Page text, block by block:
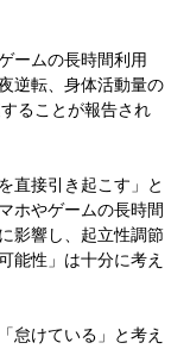
ームの長時間利用
逆転、身体活動量の
ることが報告され
直接引き起こす」と
ホやゲームの長時間
影響し、起立性調節
能性」は十分に考え
怠けている」と考え